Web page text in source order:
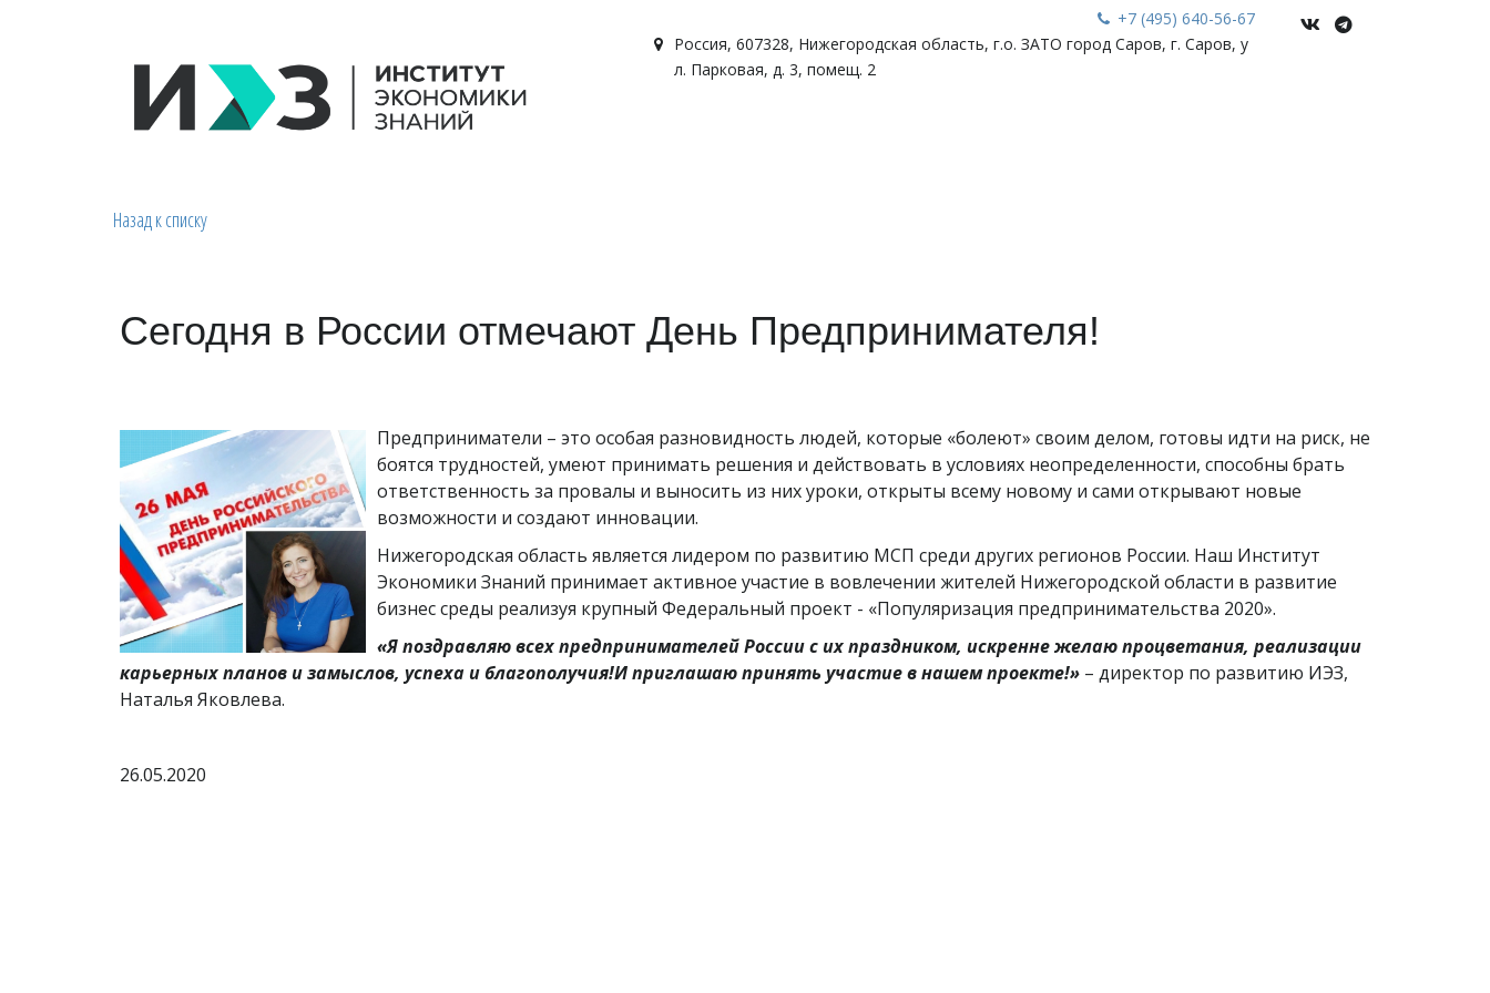
+7 (495) 640-56-67
Россия, 607328, Нижегородская область, г.о. ЗАТО город Саров, г. Саров, у
л. Парковая, д. 3, помещ. 2
Назад к списку
Сегодня в России отмечают День Предпринимателя!
Предприниматели – это особая разновидность людей, которые «болеют» своим делом, готовы идти на риск, не
боятся трудностей, умеют принимать решения и действовать в условиях неопределенности, способны брать
ответственность за провалы и выносить из них уроки, открыты всему новому и сами открывают новые
возможности и создают инновации.
Нижегородская область является лидером по развитию МСП среди других регионов России. Наш Институт
Экономики Знаний принимает активное участие в вовлечении жителей Нижегородской области в развитие
бизнес среды реализуя крупный Федеральный проект - «Популяризация предпринимательства 2020».
«Я поздравляю всех предпринимателей России с их праздником, искренне желаю процветания, реализации
карьерных планов и замыслов, успеха и благополучия!И приглашаю принять участие в нашем проекте!» – директор по развитию ИЭЗ,
Наталья Яковлева.
26.05.2020